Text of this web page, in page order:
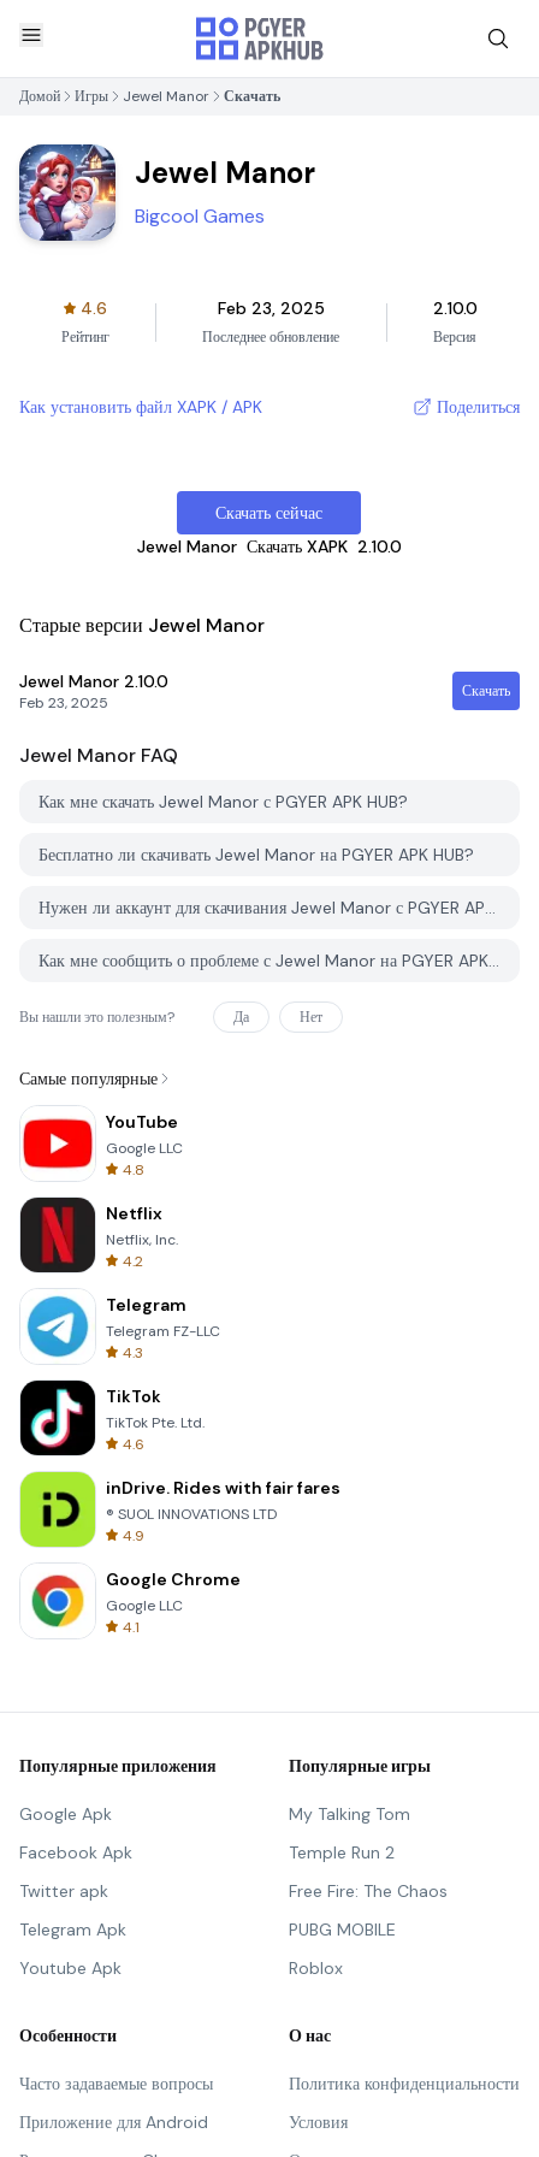
Домой Игры Jewel Manor Скачать
Jewel Manor
Bigcool Games
4.6
Рейтинг
Feb 23, 2025
Последнее обновление
2.10.0
Версия
Как установить файл XAPK / APK Поделиться
Скачать сейчас
Jewel Manor Скачать XAPK 2.10.0
Старые версии Jewel Manor
Jewel Manor 2.10.0
Feb 23, 2025
Скачать
Jewel Manor FAQ
Как мне скачать Jewel Manor с PGYER APK HUB?
Бесплатно ли скачивать Jewel Manor на PGYER APK HUB?
Нужен ли аккаунт для скачивания Jewel Manor с PGYER APK HUB?
Как мне сообщить о проблеме с Jewel Manor на PGYER APK HUB?
Вы нашли это полезным? Да Нет
Самые популярные
YouTube
Google LLC
4.8
Netflix
Netflix, Inc.
4.2
Telegram
Telegram FZ-LLC
4.3
TikTok
TikTok Pte. Ltd.
4.6
inDrive. Rides with fair fares
® SUOL INNOVATIONS LTD
4.9
Google Chrome
Google LLC
4.1
Популярные приложения
Google Apk
Facebook Apk
Twitter apk
Telegram Apk
Youtube Apk
Популярные игры
My Talking Tom
Temple Run 2
Free Fire: The Chaos
PUBG MOBILE
Roblox
Особенности
Часто задаваемые вопросы
Приложение для Android
О нас
Политика конфиденциальности
Условия